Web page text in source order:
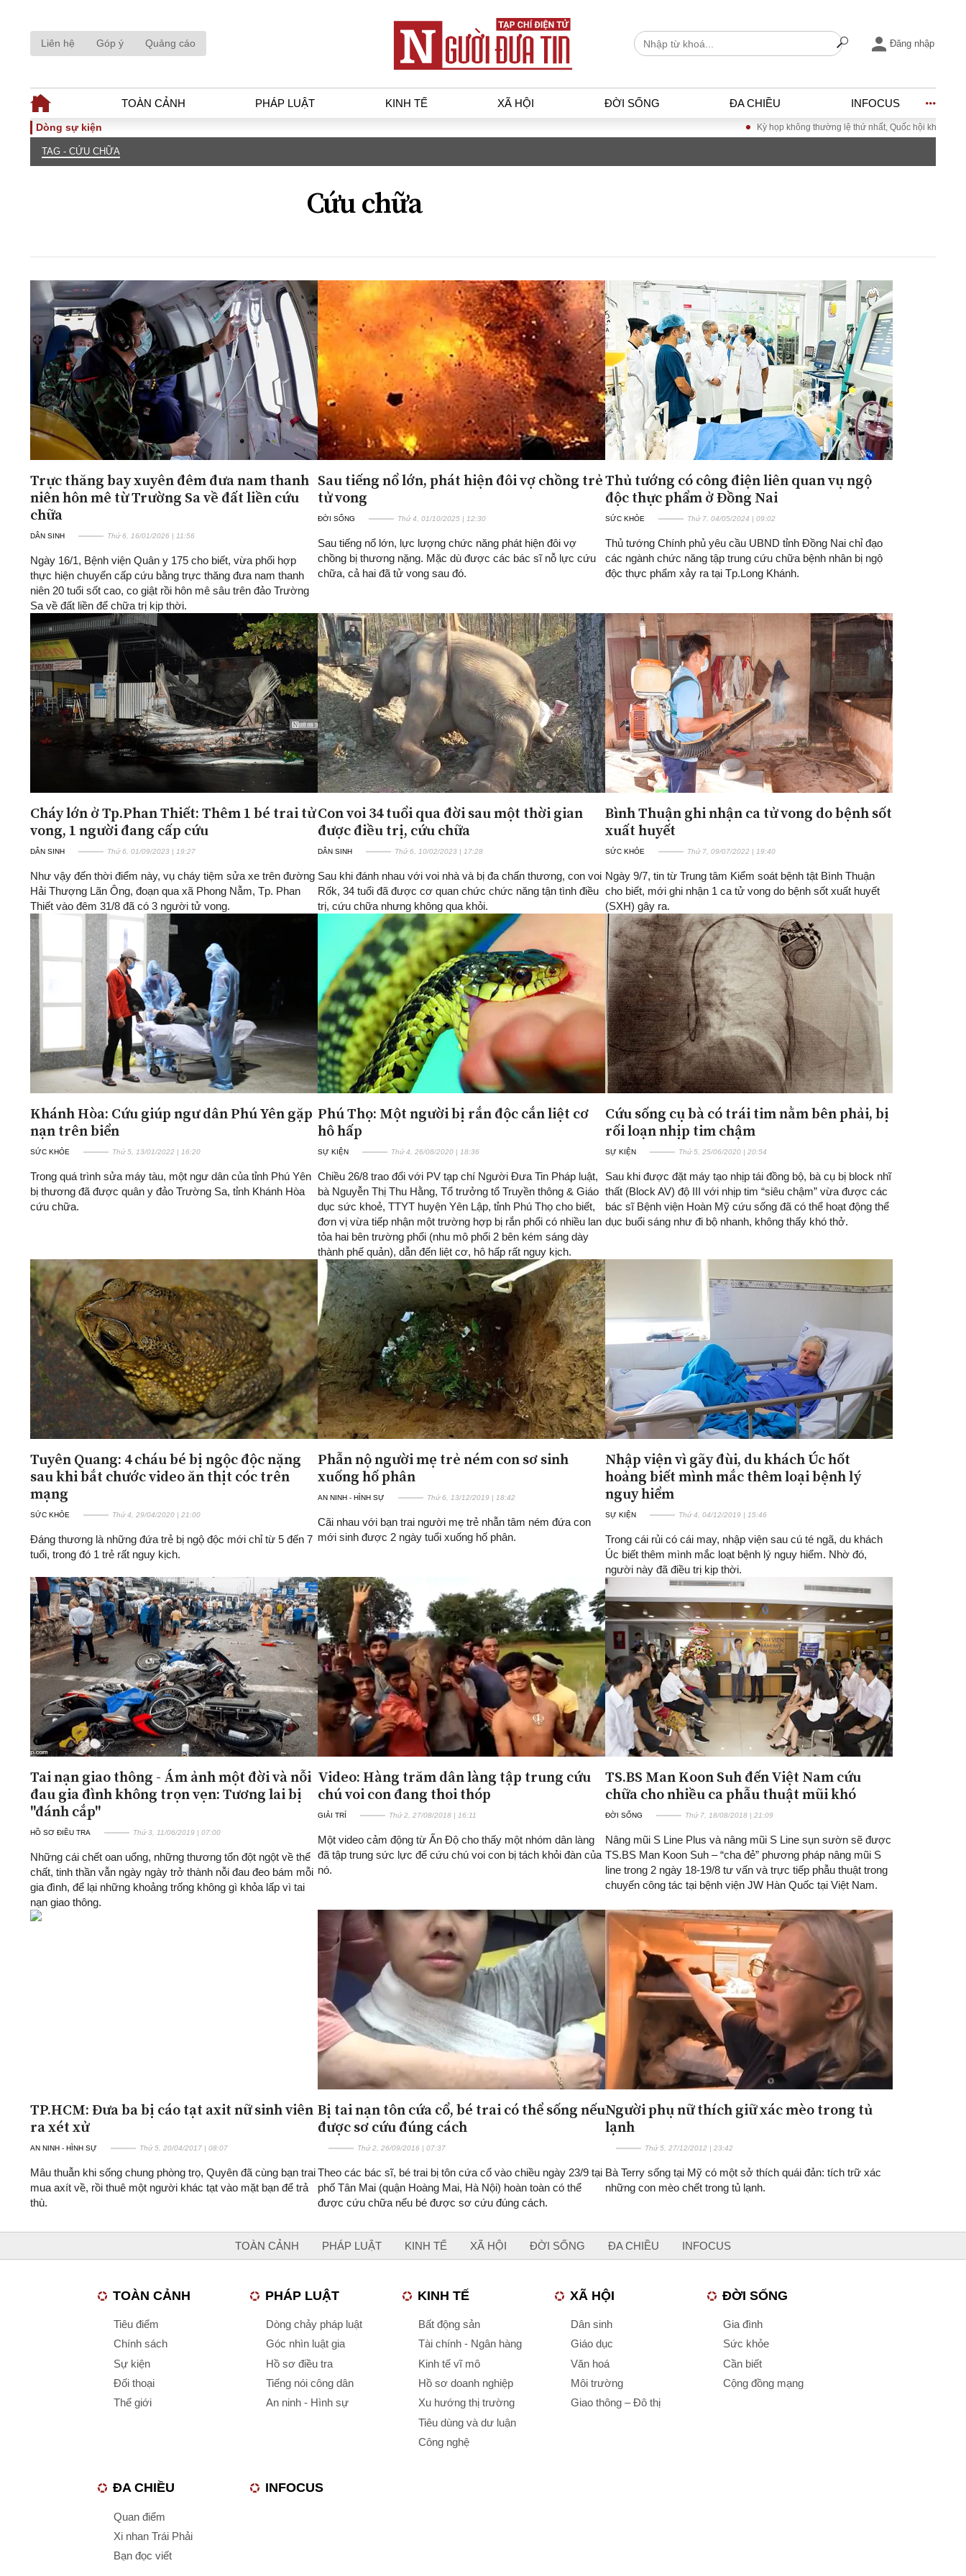
Liên hệ Góp ý Quảng cáo Đăng nhập
TOÀN CẢNH PHÁP LUẬT KINH TẾ XÃ HỘI ĐỜI SỐNG ĐA CHIỀU INFOCUS
TOÀN CẢNH
Thế giới
Góc nhìn luật gia
An ninh - Hình sự
Xu hướng thị trường
Tiêu dùng và dư luận
Công nghệ
Giao thông – Đô thị
ĐA CHIỀU
Quan điểm
Xi nhan Trái Phải
Bạn đọc viết
INFOCUS
Đăng ký tin tức mới
Dòng sự kiện Kỳ họp không thường lệ thứ nhất, Quốc hội khóa XVI Đưa
TAG - CỨU CHỮA
Cứu chữa
Trực thăng bay xuyên đêm đưa nam thanh
niên hôn mê từ Trường Sa về đất liền cứu
chữa
DÂN SINH Thứ 6, 16/01/2026 | 11:56
Ngày 16/1, Bệnh viện Quân y 175 cho biết, vừa phối hợp
thực hiện chuyến cấp cứu bằng trực thăng đưa nam thanh
niên 20 tuổi sốt cao, co giật rồi hôn mê sâu trên đảo Trường
Sa về đất liền để chữa trị kịp thời.
Sau tiếng nổ lớn, phát hiện đôi vợ chồng trẻ
tử vong
ĐỜI SỐNG Thứ 4, 01/10/2025 | 12:30
Sau tiếng nổ lớn, lực lượng chức năng phát hiện đôi vợ
chồng bị thương nặng. Mặc dù được các bác sĩ nỗ lực cứu
chữa, cả hai đã tử vong sau đó.
Thủ tướng có công điện liên quan vụ ngộ
độc thực phẩm ở Đồng Nai
SỨC KHỎE Thứ 7, 04/05/2024 | 09:02
Thủ tướng Chính phủ yêu cầu UBND tỉnh Đồng Nai chỉ đạo
các ngành chức năng tập trung cứu chữa bệnh nhân bị ngộ
độc thực phẩm xảy ra tại Tp.Long Khánh.
Cháy lớn ở Tp.Phan Thiết: Thêm 1 bé trai tử
vong, 1 người đang cấp cứu
DÂN SINH Thứ 6, 01/09/2023 | 19:27
Như vậy đến thời điểm này, vụ cháy tiệm sửa xe trên đường
Hải Thượng Lãn Ông, đoạn qua xã Phong Nẫm, Tp. Phan
Thiết vào đêm 31/8 đã có 3 người tử vong.
Con voi 34 tuổi qua đời sau một thời gian
được điều trị, cứu chữa
DÂN SINH Thứ 6, 10/02/2023 | 17:28
Sau khi đánh nhau với voi nhà và bị đa chấn thương, con voi
Rốk, 34 tuổi đã được cơ quan chức chức năng tận tình điều
trị, cứu chữa nhưng không qua khỏi.
Bình Thuận ghi nhận ca tử vong do bệnh sốt
xuất huyết
SỨC KHỎE Thứ 7, 09/07/2022 | 19:40
Ngày 9/7, tin từ Trung tâm Kiểm soát bệnh tật Bình Thuận
cho biết, mới ghi nhận 1 ca tử vong do bệnh sốt xuất huyết
(SXH) gây ra.
Khánh Hòa: Cứu giúp ngư dân Phú Yên gặp
nạn trên biển
SỨC KHỎE Thứ 5, 13/01/2022 | 16:20
Trong quá trình sửa máy tàu, một ngư dân của tỉnh Phú Yên
bị thương đã được quân y đảo Trường Sa, tỉnh Khánh Hòa
cứu chữa.
Phú Thọ: Một người bị rắn độc cắn liệt cơ
hô hấp
SỰ KIỆN Thứ 4, 26/08/2020 | 18:36
Chiều 26/8 trao đổi với PV tạp chí Người Đưa Tin Pháp luật,
bà Nguyễn Thị Thu Hằng, Tổ trưởng tổ Truyền thông & Giáo
dục sức khoẻ, TTYT huyện Yên Lập, tỉnh Phú Thọ cho biết,
đơn vị vừa tiếp nhận một trường hợp bị rắn phổi có nhiều lan
tỏa hai bên trường phổi (nhu mô phổi 2 bên kém sáng dày
thành phế quản), dẫn đến liệt cơ, hô hấp rất nguy kịch.
Cứu sống cụ bà có trái tim nằm bên phải, bị
rối loạn nhịp tim chậm
SỰ KIỆN Thứ 5, 25/06/2020 | 20:54
Sau khi được đặt máy tạo nhịp tái đồng bộ, bà cụ bị block nhĩ
thất (Block AV) độ III với nhịp tim “siêu chậm” vừa được các
bác sĩ Bệnh viện Hoàn Mỹ cứu sống đã có thể hoạt động thể
dục buổi sáng như đi bộ nhanh, không thấy khó thở.
Tuyên Quang: 4 cháu bé bị ngộc độc nặng
sau khi bắt chước video ăn thịt cóc trên
mạng
SỨC KHỎE Thứ 4, 29/04/2020 | 21:00
Đáng thương là những đứa trẻ bị ngộ độc mới chỉ từ 5 đến 7
tuổi, trong đó 1 trẻ rất nguy kịch.
Phẫn nộ người mẹ trẻ ném con sơ sinh
xuống hố phân
AN NINH - HÌNH SỰ Thứ 6, 13/12/2019 | 18:42
Cãi nhau với bạn trai người mẹ trẻ nhẫn tâm ném đứa con
mới sinh được 2 ngày tuổi xuống hố phân.
Nhập viện vì gãy đùi, du khách Úc hốt
hoảng biết mình mắc thêm loại bệnh lý
nguy hiểm
SỰ KIỆN Thứ 4, 04/12/2019 | 15:46
Trong cái rủi có cái may, nhập viện sau cú té ngã, du khách
Úc biết thêm mình mắc loạt bệnh lý nguy hiểm. Nhờ đó,
người này đã điều trị kịp thời.
Tai nạn giao thông - Ám ảnh một đời và nỗi
đau gia đình không trọn vẹn: Tương lai bị
"đánh cắp"
HỒ SƠ ĐIỀU TRA Thứ 3, 11/06/2019 | 07:00
Những cái chết oan uổng, những thương tổn đột ngột về thể
chất, tinh thần vẫn ngày ngày trở thành nỗi đau đeo bám mỗi
gia đình, để lại những khoảng trống không gì khỏa lấp vì tai
nạn giao thông.
Video: Hàng trăm dân làng tập trung cứu
chú voi con đang thoi thóp
GIẢI TRÍ Thứ 2, 27/08/2018 | 16:11
Một video cảm động từ Ấn Độ cho thấy một nhóm dân làng
đã tập trung sức lực để cứu chú voi con bị tách khỏi đàn của
nó.
TS.BS Man Koon Suh đến Việt Nam cứu
chữa cho nhiều ca phẫu thuật mũi khó
ĐỜI SỐNG Thứ 7, 18/08/2018 | 21:09
Nâng mũi S Line Plus và nâng mũi S Line sụn sườn sẽ được
TS.BS Man Koon Suh – “cha đẻ” phương pháp nâng mũi S
line trong 2 ngày 18-19/8 tư vấn và trực tiếp phẫu thuật trong
chuyến công tác tại bệnh viện JW Hàn Quốc tại Việt Nam.
TP.HCM: Đưa ba bị cáo tạt axit nữ sinh viên
ra xét xử
AN NINH - HÌNH SỰ Thứ 5, 20/04/2017 | 08:07
Mâu thuẫn khi sống chung phòng trọ, Quyên đã cùng bạn trai
mua axít về, rồi thuê một người khác tạt vào mặt bạn để trả
thù.
Bị tai nạn tôn cứa cổ, bé trai có thể sống nếu
được sơ cứu đúng cách
Thứ 2, 26/09/2016 | 07:37
Theo các bác sĩ, bé trai bị tôn cứa cổ vào chiều ngày 23/9 tại
phố Tân Mai (quận Hoàng Mai, Hà Nội) hoàn toàn có thể
được cứu chữa nếu bé được sơ cứu đúng cách.
Người phụ nữ thích giữ xác mèo trong tủ
lạnh
Thứ 5, 27/12/2012 | 23:42
Bà Terry sống tại Mỹ có một sở thích quái đản: tích trữ xác
những con mèo chết trong tủ lạnh.
TOÀN CẢNH PHÁP LUẬT KINH TẾ XÃ HỘI ĐỜI SỐNG ĐA CHIỀU INFOCUS
TOÀN CẢNH
Tiêu điểm
Chính sách
Sự kiện
Đối thoại
Thế giới
PHÁP LUẬT
Dòng chảy pháp luật
Góc nhìn luật gia
Hồ sơ điều tra
Tiếng nói công dân
An ninh - Hình sự
KINH TẾ
Bất động sản
Tài chính - Ngân hàng
Kinh tế vĩ mô
Hồ sơ doanh nghiệp
Xu hướng thị trường
Tiêu dùng và dư luận
Công nghệ
XÃ HỘI
Dân sinh
Giáo dục
Văn hoá
Môi trường
Giao thông – Đô thị
ĐỜI SỐNG
Gia đình
Sức khỏe
Cần biết
Cộng đồng mạng
ĐA CHIỀU
Quan điểm
Xi nhan Trái Phải
Bạn đọc viết
INFOCUS